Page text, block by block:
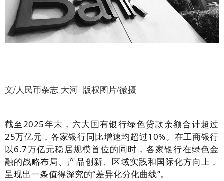
文/人民币杂志 大河 版权图片/微摄
截至2025年末，六大国有银行绿色贷款余额合计超过
25万亿元，各家银行同比增速均超过10%。在工商银行
以6.7万亿元稳居规模首位的同时，各家银行在绿色金
融的战略布局、产品创新、区域实践和国际化方向上，
呈现出一条值得深究的“差异化分化曲线”。